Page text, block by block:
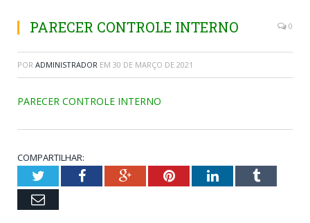
PARECER CONTROLE INTERNO 0
POR ADMINISTRADOR EM 30 DE MARÇO DE 2021
PARECER CONTROLE INTERNO
COMPARTILHAR:
TwitterFacebookGoogle+PinterestLinkedInTumblr
Email